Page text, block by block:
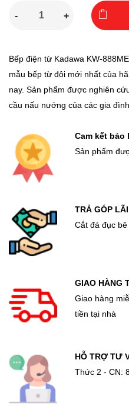
- +
Bếp điện từ Kadawa KW-
mẫu bếp từ đôi mới nhất của
nay. Sản phẩm được nghiên
cầu nấu nướng của các gia
Cam kết bảo
Sản phẩm
TRẢ GÓP
Cắt đá đục
GIAO HÀNG
Giao hàng
tiền tại nhà
HỖ TRỢ TƯ
Thức 2 - CN: